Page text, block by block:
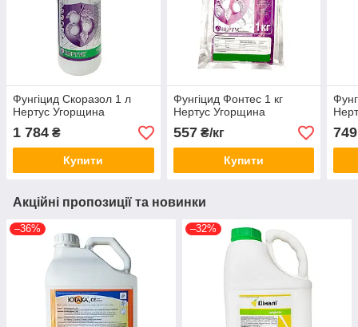
Фунгіцид Скоразол 1 л
Нертус Угорщина
1 784 ₴
Купити
Фунгіцид Фонтес 1 кг
Нертус Угорщина
557₴/кг
Купити
749
Акційні пропозиції та новинки
–36% –32%